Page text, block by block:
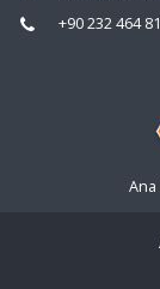
+90 232 464
Ana